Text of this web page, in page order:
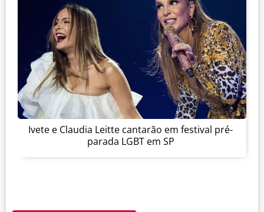
Ivete e Claudia Leitte cantarão em festival pré-
parada LGBT em SP